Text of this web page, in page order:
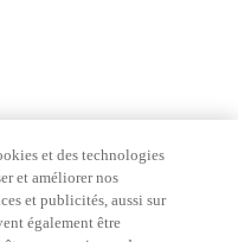
et des technologies
et améliorer nos
et publicités, aussi sur
également être